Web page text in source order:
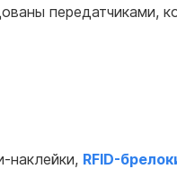
передатчиками,
наклейки, RFID-